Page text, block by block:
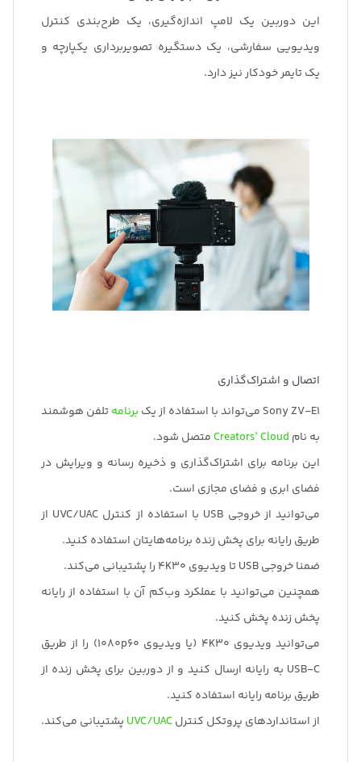
این دوربین یک لامپ اندازه‌گیری، یک طرح‌بندی کنترل
ویدیویی سفارشی، یک دستگیره تصویربرداری یکپارچه و
یک تایمر خودکار نیز دارد.
اتصال و اشتراک‌گذاری
Sony ZV-E1 می‌تواند با استفاده از یک
برنامهتلفن هوشمند
به نام Creators’ Cloudمتصل شود.
این برنامه برای اشتراک‌گذاری و ذخیره رسانه و ویرایش در
فضای ابری و فضای مجازی است.
می‌توانید از خروجی USB با استفاده از کنترل UVC/UAC از
طریق رایانه برای پخش زنده برنامه‌هایتان استفاده کنید.
ضمنا خروجی USB تا ویدیوی 4K30 را پشتیبانی می‌کند.
همچنین می‌توانید با عملکرد وب‌کم آن با استفاده از رایانه
پخش زنده پخش کنید.
می‌توانید ویدیوی 4K30 (یا ویدیوی 1080p60) را از طریق
USB-C به رایانه ارسال کنید و از دوربین برای پخش زنده از
طریق برنامه رایانه استفاده کنید.
از استانداردهای پروتکل کنترلUVC/UAC پشتیبانی می‌کند.